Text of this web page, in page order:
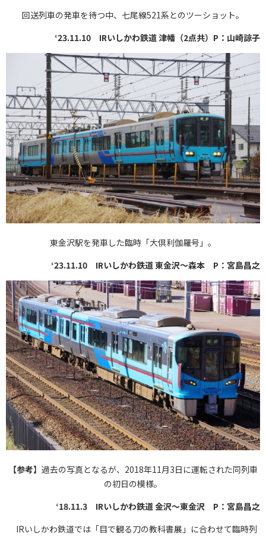
回送列車の発車を待つ中、七尾線521系とのツーショット。
‘23.11.10 IRいしかわ鉄道 津幡（2点共）P：山崎諒子
東金沢駅を発車した臨時「大倶利伽羅号」。
‘23.11.10 IRいしかわ鉄道 東金沢～森本 P：宮島昌之
【参考】 過去の写真となるが、2018年11月3日に運転された同列車
の初日の模様。
‘18.11.3 IRいしかわ鉄道 金沢～東金沢 P：宮島昌之
IRいしかわ鉄道では「目で観る刀の教科書展」に合わせて臨時列